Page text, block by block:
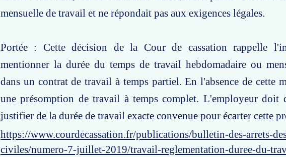
mensuelle de travail et ne répondait pas aux exigences légales.
Portée : Cette décision de la Cour de cassation rappelle
mentionner la durée du temps de travail hebdomadaire ou
dans un contrat de travail à temps partiel. En l'absence de cette
une présomption de travail à temps complet. L'employeur doit
justifier de la durée de travail exacte convenue pour écarter cette
https://www.courdecassation.fr/publications/bulletin-des-arrets-
civiles/numero-7-juillet-2019/travail-reglementation-duree-du-